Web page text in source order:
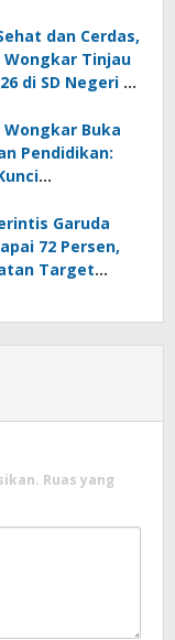
dan Cerdas,
Wongkar Tinjau
di SD Negeri 2
Buka
Pendidikan:
Garuda
72 Persen,
Target
Ruas yang